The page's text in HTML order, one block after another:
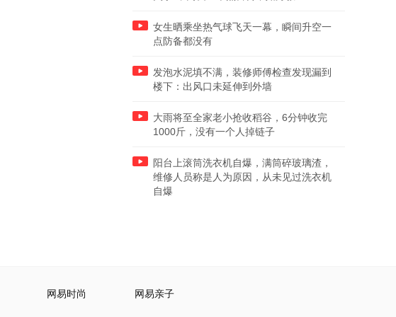
女生晒乘坐热气球飞天一幕，瞬间升空一
点防备都没有
发泡水泥填不满，装修师傅检查发现漏到
楼下：出风口未延伸到外墙
大雨将至全家老小抢收稻谷，6分钟收完
1000斤，没有一个人掉链子
阳台上滚筒洗衣机自爆，满筒碎玻璃渣，
维修人员称是人为原因，从未见过洗衣机
自爆
网易时尚 网易亲子